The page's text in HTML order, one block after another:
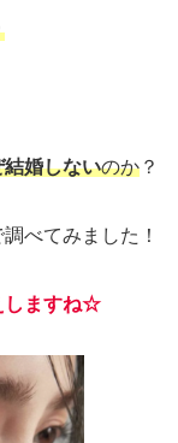
結婚しないのか ？
べてみました！
しますね☆